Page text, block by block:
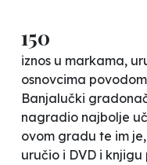
150
iznos u markama,
osnovcima
Banjalučki
nagradio najbolje
ovom gradu te im
uručio i DVD i